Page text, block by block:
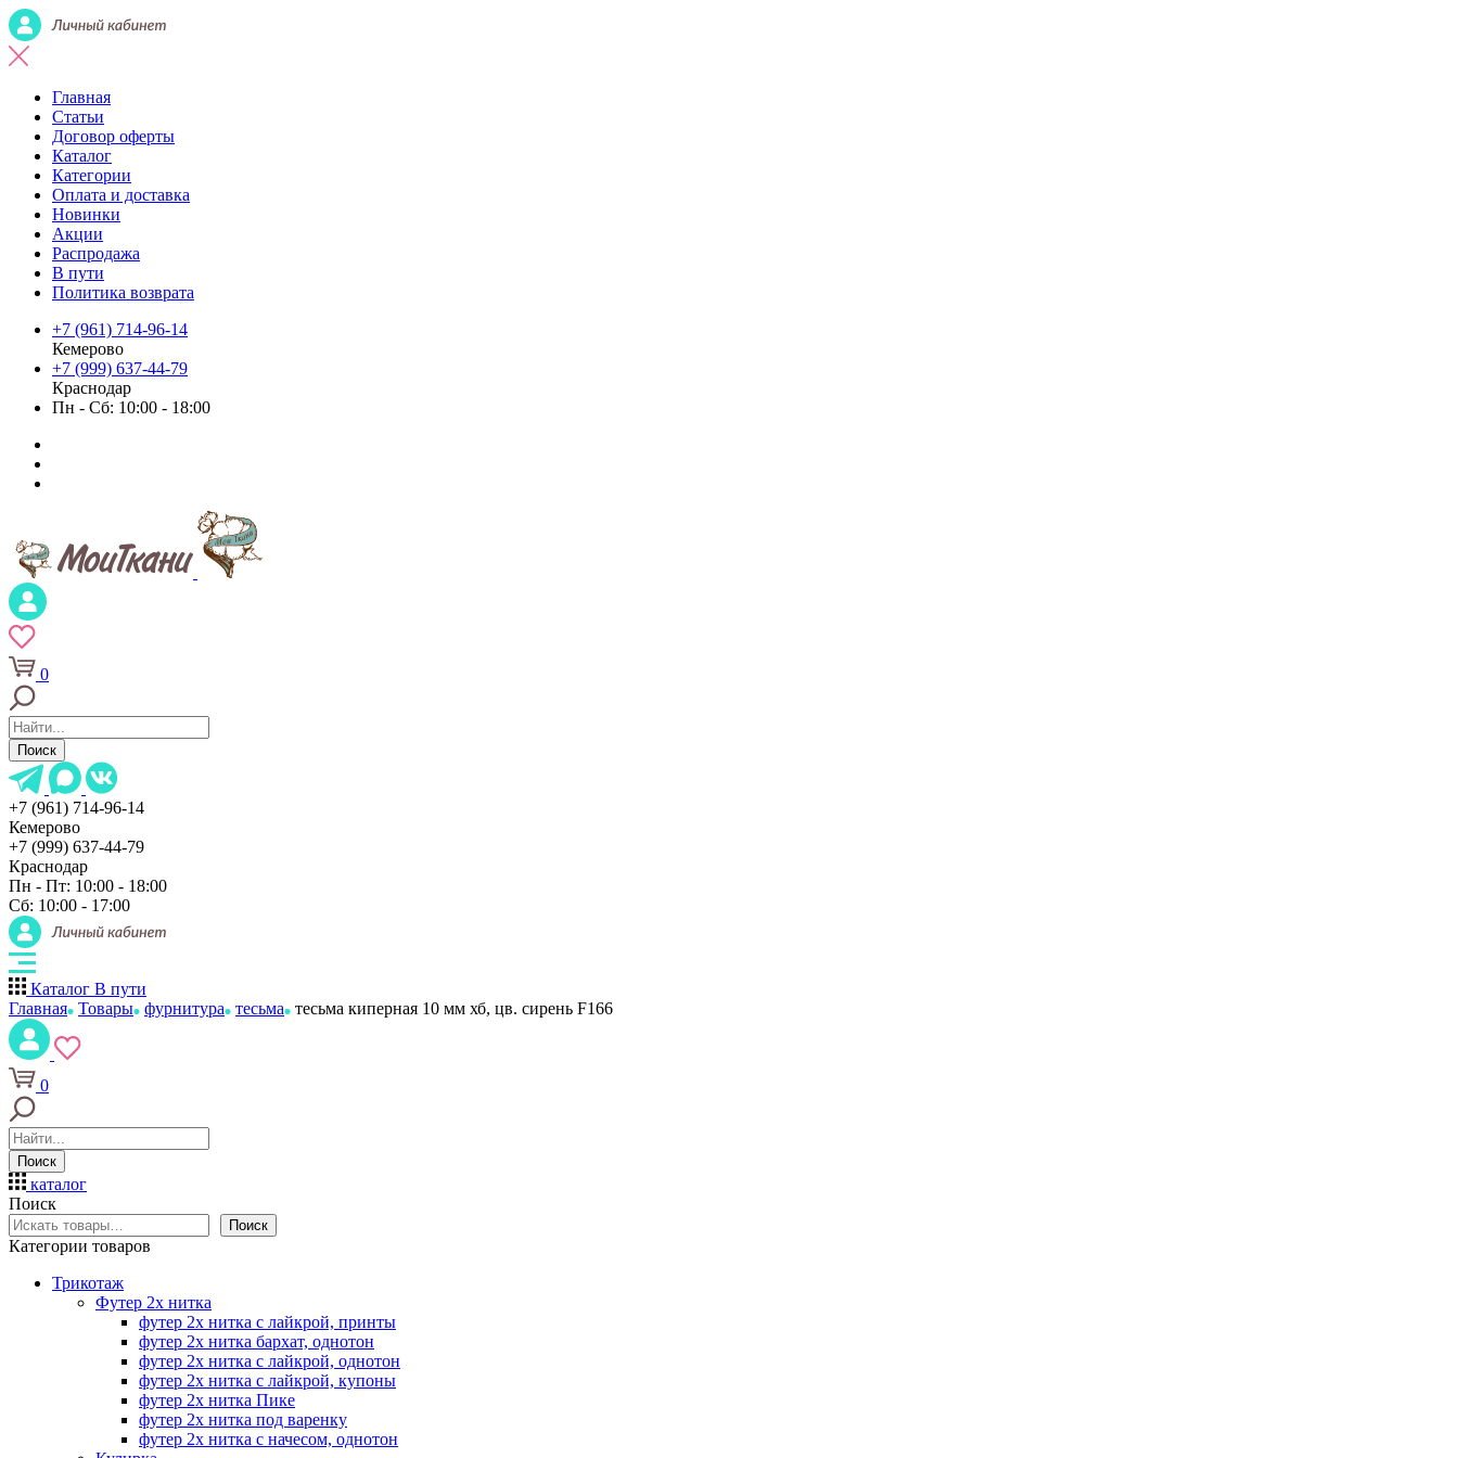
Главная
Статьи
Договор оферты
Каталог
Категории
Оплата и доставка
Новинки
Акции
Распродажа
В пути
Политика возврата
+7 (961) 714-96-14
Кемерово
+7 (999) 637-44-79
Краснодар
Пн - Сб: 10:00 - 18:00
0
Поиск
+7 (961) 714-96-14
Кемерово
+7 (999) 637-44-79
Краснодар
Пн - Пт: 10:00 - 18:00
Сб: 10:00 - 17:00
Каталог В пути
Главная Товары фурнитура тесьма тесьма киперная 10 мм хб, цв. сирень F166
0
Поиск
каталог
Поиск
Поиск
Категории товаров
Трикотаж
Футер 2х нитка
футер 2х нитка с лайкрой, принты
футер 2х нитка бархат, однотон
футер 2х нитка с лайкрой, однотон
футер 2х нитка с лайкрой, купоны
футер 2х нитка Пике
футер 2х нитка под варенку
футер 2х нитка с начесом, однотон